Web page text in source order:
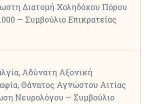
Διατομή Χοληδόχου Πόρου
— Συμβούλιο Επικρατείας
Αδύνατη Αξονική
Θάνατος Αγνώστου Αιτίας
Νευρολόγου — Συμβούλιο